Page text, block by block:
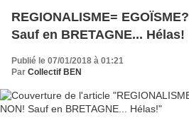
REGIONALISME=
Sauf en BRETAGNE... Hélas!
Publié le 07/01/2018 à 01:21
Par Collectif BEN